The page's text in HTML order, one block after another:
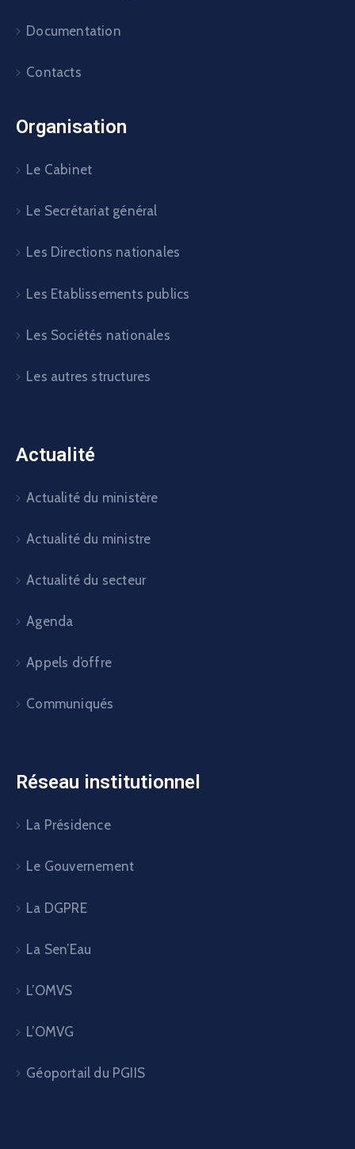
Documentation
Contacts
Organisation
Le Cabinet
Le Secrétariat général
Les Directions nationales
Les Etablissements publics
Les Sociétés nationales
Les autres structures
Actualité
Actualité du ministère
Actualité du ministre
Actualité du secteur
Agenda
Appels d’offre
Communiqués
Réseau institutionnel
La Présidence
Le Gouvernement
La DGPRE
La Sen’Eau
L’OMVS
L’OMVG
Géoportail du PGIIS